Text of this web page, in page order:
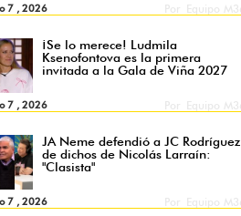
7 , 2026
¡Se lo merece! Ludmila
Ksenofontova es la primera
invitada a la Gala de Viña 2027
7 , 2026
JA Neme defendió a JC Rodríguez
de dichos de Nicolás Larraín:
"Clasista"
7 , 2026